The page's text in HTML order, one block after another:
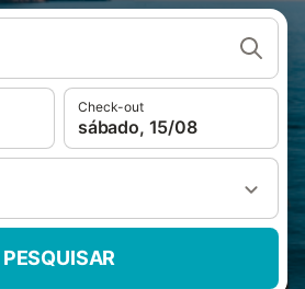
Check-out
sábado, 15/08
PESQUISAR